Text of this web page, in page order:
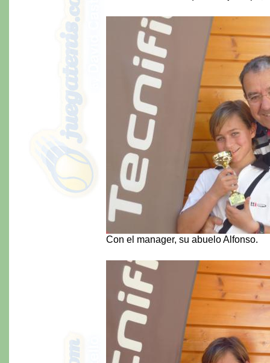
Con el manager, su abuelo Alfonso.